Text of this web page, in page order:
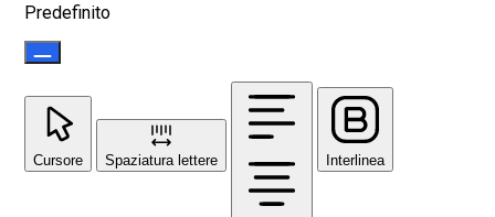
Predefinito
Cursore Spaziatura lettere Interlinea